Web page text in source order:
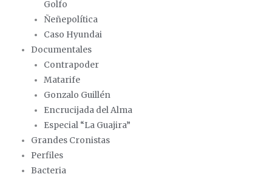
Golfo
Ñeñepolítica
Caso Hyundai
Documentales
Contrapoder
Matarife
Gonzalo Guillén
Encrucijada del Alma
Especial “La Guajira”
Grandes Cronistas
Perfiles
Bacteria